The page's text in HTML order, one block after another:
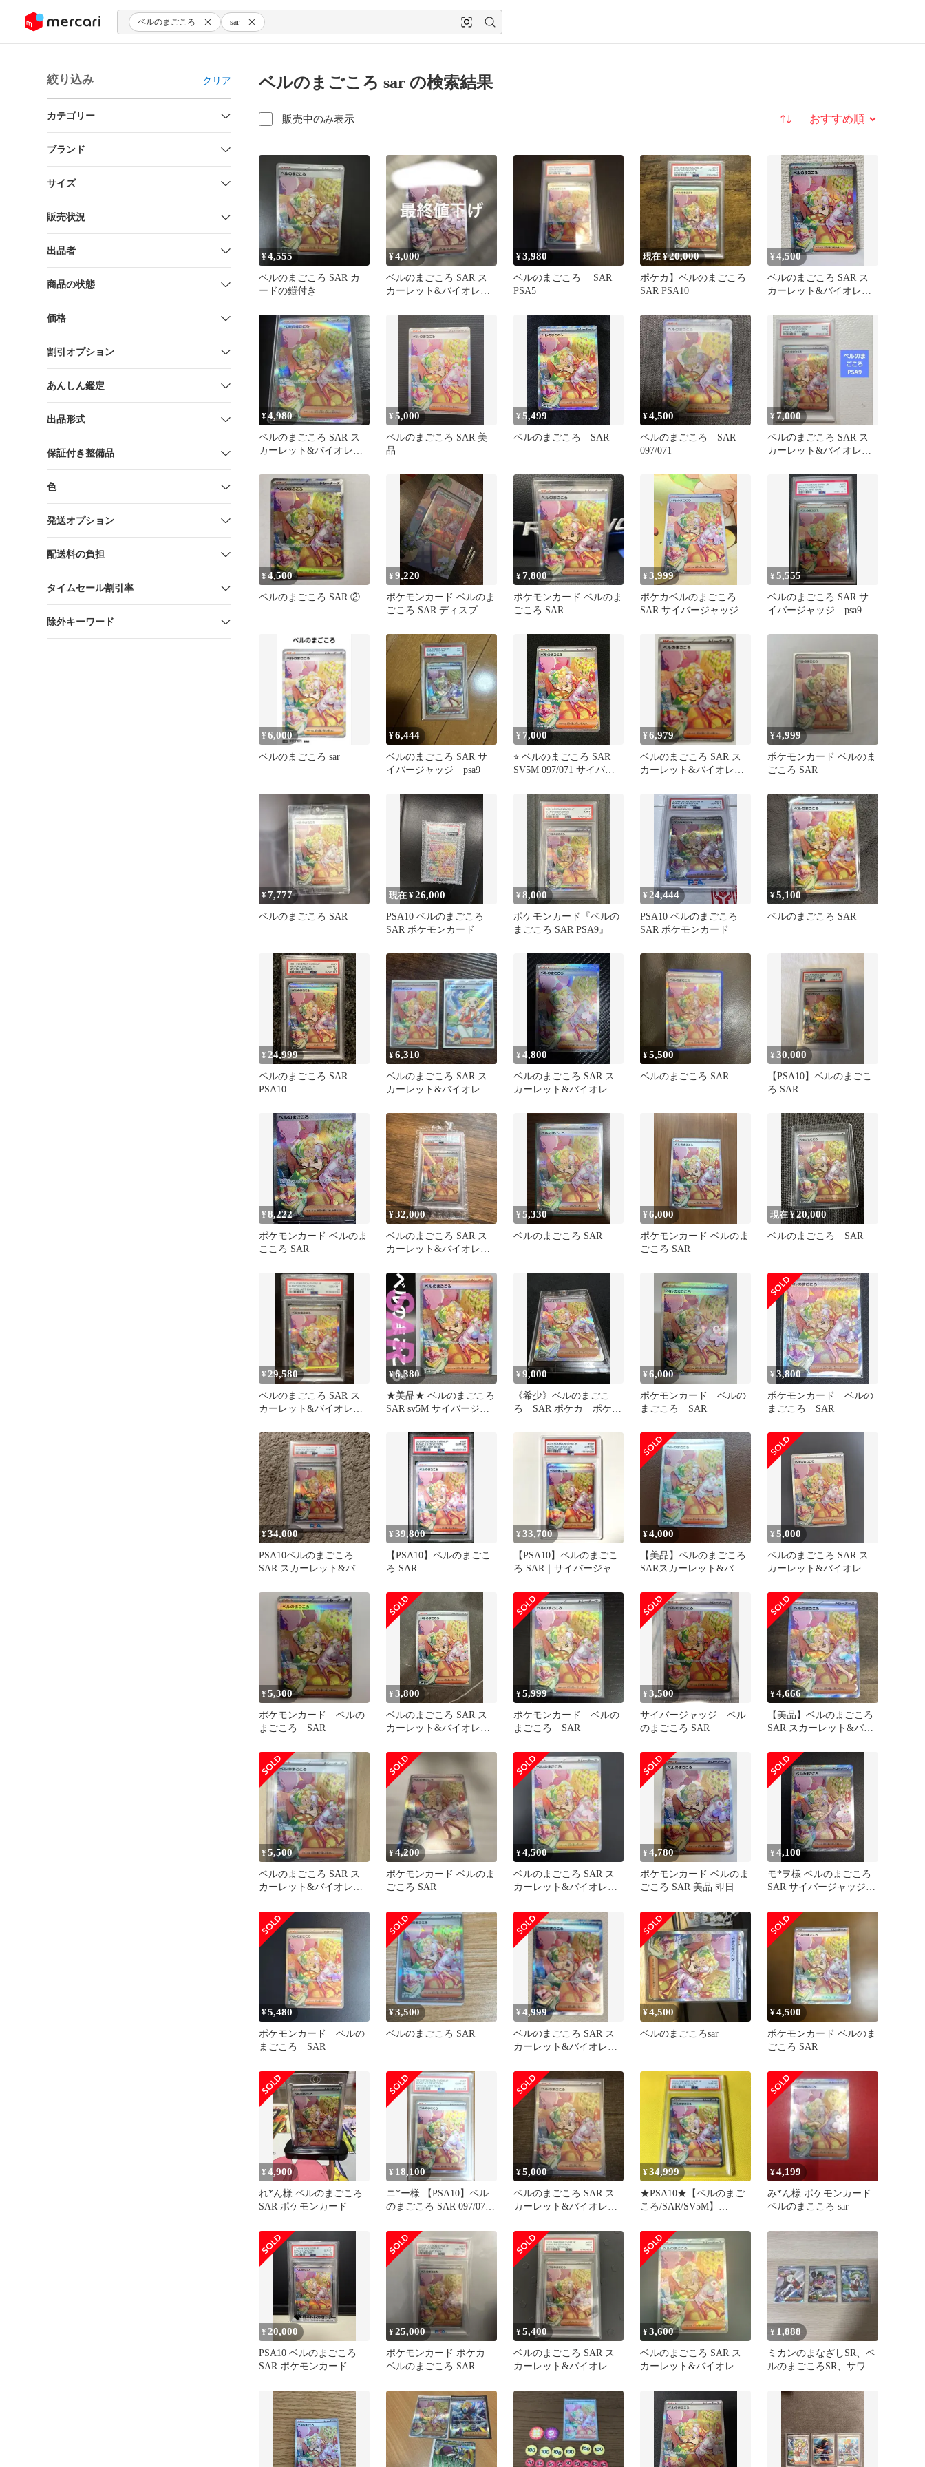
ツにスキップ ベルのまごころ sar
絞り込み クリア
カテゴリー
ブランド
サイズ
販売状況
出品者
商品の状態
価格
割引オプション
あんしん鑑定
出品形式
保証付き整備品
色
発送オプション
配送料の負担
タイムセール割引率
除外キーワード
ベルのまごころ sar の検索結果
販売中のみ表示 並び替え
¥4,555
ベルのまごころ SAR カ
ードの鎧付き
¥4,000
ベルのまごころ SAR ス
カーレット&バイオレッ
ジャッ…
¥3,980
ベルのまごころ SAR
PSA5
現在 ¥20,000
ポケカ】ベルのまごころ
SAR PSA10
¥4,500
ベルのまごころ SAR ス
カーレット&バイオレッ
¥4,980
ベルのまごころ SAR ス
カーレット&バイオレッ
ジャッ…
¥5,000
ベルのまごころ SAR 美
品
¥5,499
ベルのまごころ SAR
¥4,500
ベルのまごころ SAR
097/071
¥ 7,000
ベルのまごころ SAR ス
カーレット&バイオレッ
¥4,500
ベルのまごころ SAR ②
¥9,220
ポケモンカード ベルのま
ごころ SAR ディスプレ
ンド付
¥7,800
ポケモンカード ベルのま
ごころ SAR
¥3,999
ポケカベルのまごころ
SAR サイバージャッジ
¥5,555
ベルのまごころ SAR サ
イバージャッジ psa9
¥6,000
ベルのまごころ sar
¥6,444
ベルのまごころ SAR サ
イバージャッジ psa9
¥ 7,000
⭐︎ ベルのまごころ SAR
SV5M 097/071 サイバー
¥6,979
ベルのまごころ SAR ス
カーレット&バイオレッ
¥4,999
ポケモンカード ベルのま
ごころ SAR
¥7,777
ベルのまごころ SAR
現在 ¥26,000
PSA10 ベルのまごころ
SAR ポケモンカード
¥8,000
ポケモンカード『ベルの
まごころ SAR PSA9』
¥ 24,444
PSA10 ベルのまごころ
SAR ポケモンカード
¥5,100
ベルのまごころ SAR
¥ 24,999
ベルのまごころ SAR
PSA10
¥6,310
ベルのまごころ SAR ス
カーレット&バイオレッ
ジャッ…
¥4,800
ベルのまごころ SAR ス
カーレット&バイオレッ
ジャッ…
¥5,500
ベルのまごころ SAR
¥30,000
【PSA10】ベルのまごこ
ろ SAR
¥8,222
ポケモンカード ベルのま
こころ SAR
¥32,000
ベルのまごころ SAR ス
カーレット&バイオレッ
ジャッ…
¥5,330
ベルのまごころ SAR
¥6,000
ポケモンカード ベルのま
ごころ SAR
現在 ¥20,000
ベルのまごころ SAR
¥ 29,580
ベルのまごころ SAR ス
カーレット&バイオレッ
¥6,380
★美品★ ベルのまごころ
SAR sv5M サイバージャ
¥9,000
《希少》ベルのまごこ
ろ SAR ポケカ ポケモ
¥6,000
ポケモンカード ベルの
まごころ SAR
¥3,800
ポケモンカード ベルの
まごころ SAR
¥34,000
PSA10ベルのまごころ
SAR スカーレット&バイ
¥39,800
【PSA10】ベルのまごこ
ろ SAR
¥33,700
【PSA10】ベルのまごこ
ろ SAR｜サイバージャッ
¥4,000
【美品】ベルのまごころ
SARスカーレット&バイ
バージャッ…
¥5,000
ベルのまごころ SAR ス
カーレット&バイオレッ
ジャッ…
¥5,300
ポケモンカード ベルの
まごころ SAR
¥3,800
ベルのまごころ SAR ス
カーレット&バイオレッ
¥5,999
ポケモンカード ベルの
まごころ SAR
¥3,500
サイバージャッジ ベル
のまごころ SAR
¥4,666
【美品】ベルのまごころ
SAR スカーレット&バイ
ッ…
¥5,500
ベルのまごころ SAR ス
カーレット&バイオレッ
ジャッ…
¥4,200
ポケモンカード ベルのま
ごころ SAR
¥4,500
ベルのまごころ SAR ス
カーレット&バイオレッ
ジャッ…
¥4,780
ポケモンカード ベルのま
ごころ SAR 美品 即日
¥4,100
モ*ヲ様 ベルのまごころ
SAR サイバージャッジ
¥5,480
ポケモンカード ベルの
まごころ SAR
¥3,500
ベルのまごころ SAR
¥4,999
ベルのまごころ SAR ス
カーレット&バイオレッ
ジャッ…
¥4,500
ベルのまごころsar
¥4,500
ポケモンカード ベルのま
ごころ SAR
¥4,900
れ*ん様 ベルのまごころ
SAR ポケモンカード
¥ 18,100
ニ*ー様 【PSA10】ベル
のまごころ SAR 097/071
¥5,000
ベルのまごころ SAR ス
カーレット&バイオレッ
ジャッ…
¥34,999
★PSA10★【ベルのまご
ころ/SAR/SV5M】
¥4,199
み*ん様 ポケモンカード
ベルのまこころ sar
¥20,000
PSA10 ベルのまごころ
SAR ポケモンカード
¥25,000
ポケモンカード ポケカ
ベルのまごころ SAR
¥5,400
ベルのまごころ SAR ス
カーレット&バイオレッ
¥3,600
ベルのまごころ SAR ス
カーレット&バイオレッ
ジャッ…
¥ 1,888
ミカンのまなざしSR、ベ
ルのまごころSR、サワロ